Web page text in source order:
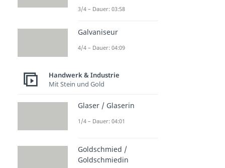
3/4 – Dauer: 03:58
Galvaniseur
4/4 – Dauer: 04:09
Handwerk & Industrie
Mit Stein und Gold
Glaser / Glaserin
1/4 – Dauer: 04:01
Goldschmied /
Goldschmiedin